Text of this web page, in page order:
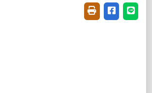
友善列印(開新視
分享至臉書
分享